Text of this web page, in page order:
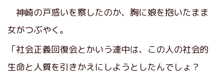
神崎の戸惑いを察したのか、胸に娘を抱いたまま
女がつぶやく。
「社会正義回復会とかいう連中は、この人の社会的
生命と人質を引きかえにしようとしたんでしょ？